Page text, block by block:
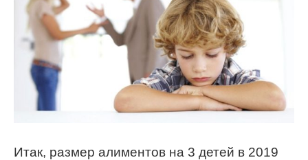
Итак, размер алиментов на 3 детей в 2019